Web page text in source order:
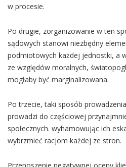
w procesie.
Po drugie, zorganizowanie w ten
sądowych stanowi niezbędny
podmiotowych każdej jednostki, a
ze względów moralnych,
mogłaby być marginalizowana.
Po trzecie, taki sposób
prowadzi do częściowej
społecznych. wyhamowując ich
wybrzmieć racjom każdej ze stron.
Przenoszenie negatywnej oceny